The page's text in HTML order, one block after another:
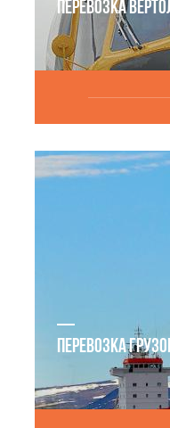
ПЕРЕВОЗКА
ПЕРЕВОЗКА